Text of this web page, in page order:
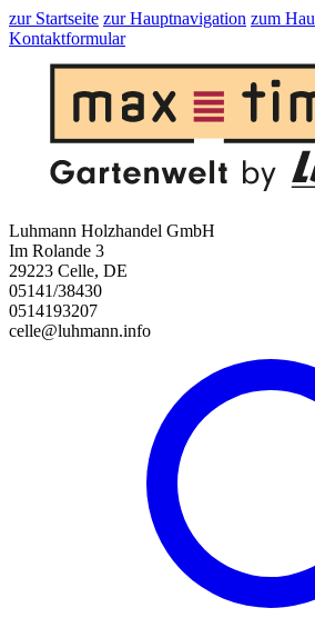
zur Startseite zur Hauptnavigation zum
Kontaktformular
Luhmann Holzhandel GmbH
Im Rolande 3
29223 Celle, DE
05141/38430
0514193207
celle@luhmann.info